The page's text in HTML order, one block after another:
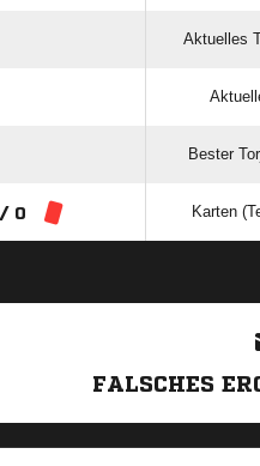
Aktuelles
Bester
0 Karten
FALSCHES